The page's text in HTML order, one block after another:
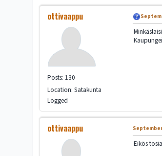
ottivaappu
Posts: 130
Location: Satakunta
Logged
ottivaappu September
Eikös